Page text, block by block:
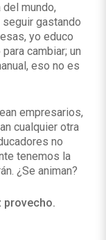
mundo,
gastando
yo educo
cambiar; un
eso no es
empresarios,
cualquier otra
no
tenemos la
¿Se animan?
provecho.